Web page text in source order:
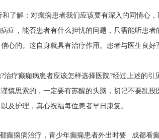
和了解：对癫痫患者我们应该要有深入的同情心
症，能否患者有什么担忧的问题，只需能听患
心的。这自身就具有治疗作用。患者与医生良好
治疗癫痫病患者应该怎样选择医院?经过上述的
慎思索的，一定要有苏醒的头脑，切记不要乱
及护理，真心祝福每位患者早日康复。
癫痫病治疗，青少年癫痫患者外出时要
成都看